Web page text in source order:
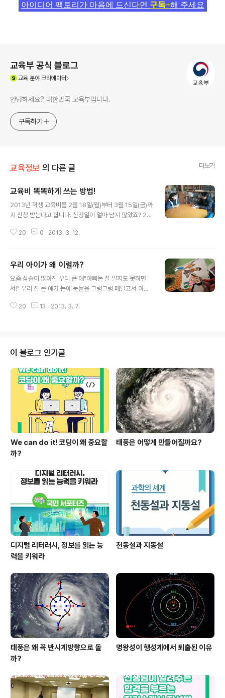
아이디어 팩토리가 마음에 드신다면 구독+해 주세요
교육부 공식 블로그
교육분야 크리에이터
안녕하세요? 대한민국 교육부입니다.
구독하기
교육정보 의 다른 글 더보기
교육비 똑똑하게 쓰는 방법!
2013년 학생 교육비를 2월 18일(월)부터 3월 15일(금)까
지 신청 받는다고 합니다. 신청일이 얼마 남지 않았죠? 20
서 많은 학생과 학부모들의 관심이 두고 있는데요. 그렇다
무협약을 체결하여 교육비 신청과정에서 발생하는 저소득
층 학생의 노출을 최소화하기 위해 읍면동 주민센터에서
교육비 신청을 받도록 사회보장정보시스템을 구축하였다
학생과 학부모들에게 부담 없이 교육비를 지원받을 수 있
20 0 2013. 3. 12.
우리 아이가 왜 이럴까?
요즘 심술이 많아진 우리 큰 애"아빠는 잘 알지도 못하면
서!" 우리 집 큰 애가 눈에 눈물을 그렁그렁 매달고서 아빠
동생에 대한 심술로 걱정이 이만저만이 아닙니다. 올해 초
인 최성애 박사, 교수법 전문가 조벽 교수가 쓴 '내 아이를
위한 감정코칭'을 보면 교사와 부모들이 알아야 할 감정지
도의 비결이 잘 담겨있습니다. 얼마 전 이 책을 읽고 보니
결국, 부모와 아이 간의 관계 개선을 위해서는 무엇보다 대
화와 소통이 필요하다고 생각하게 되었습니다. 근래 감정
에 대해 배워 나가다 보니 한결 나..
20 13 2013. 3. 7.
이 블로그 인기글
We can do it! 코딩이 왜 중요할
까?
태풍은 어떻게 만들어질까요?
디지털 리터러시, 정보를 읽는 능
력을 키워라
천동설과 지동설
태풍은 왜 꼭 반시계방향으로 돌
까?
명왕성이 행성계에서 퇴출된 이유